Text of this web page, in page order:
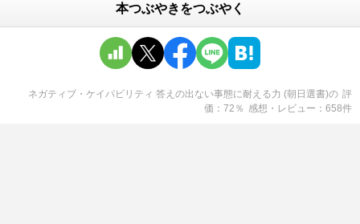
本つぶやきをつぶやく
ネガティブ・ケイパビリティ 答えの出ない事態に耐える力 (朝日選書)の 評
価
72 ％ 感想・レビュー 658件